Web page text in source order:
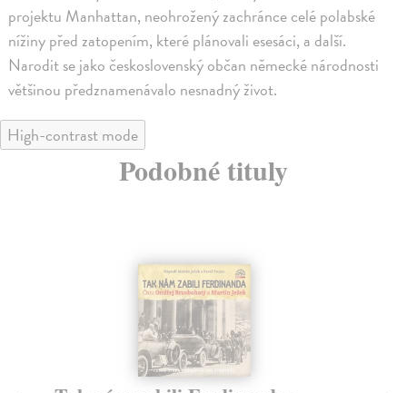
projektu Manhattan, neohrožený zachránce celé polabské
nížiny před zatopením, které plánovali esesáci, a další.
Narodit se jako československý občan německé národnosti
většinou předznamenávalo nesnadný život.
High-contrast mode
Podobné tituly